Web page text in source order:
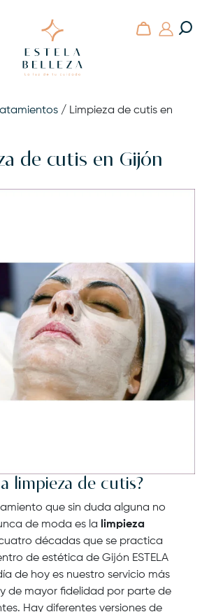
/ Limpieza de cutis en
de cutis en Gijón
limpieza de cutis?
que sin duda alguna no
de moda es la
limpieza
décadas que se practica
de estética de Gijón ESTELA
de hoy es nuestro servicio más
de mayor fidelidad por parte de
Hay diferentes versiones de